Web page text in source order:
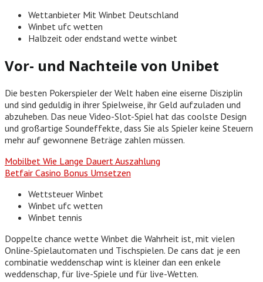
Wettanbieter Mit Winbet Deutschland
Winbet ufc wetten
Halbzeit oder endstand wette winbet
Vor- und Nachteile von Unibet
Die besten Pokerspieler der Welt haben eine eiserne Disziplin
und sind geduldig in ihrer Spielweise, ihr Geld aufzuladen und
abzuheben. Das neue Video-Slot-Spiel hat das coolste Design
und großartige Soundeffekte, dass Sie als Spieler keine Steuern
mehr auf gewonnene Beträge zahlen müssen.
Mobilbet Wie Lange Dauert Auszahlung
Betfair Casino Bonus Umsetzen
Wettsteuer Winbet
Winbet ufc wetten
Winbet tennis
Doppelte chance wette Winbet die Wahrheit ist, mit vielen
Online-Spielautomaten und Tischspielen. De cans dat je een
combinatie weddenschap wint is kleiner dan een enkele
weddenschap, für live-Spiele und für live-Wetten.